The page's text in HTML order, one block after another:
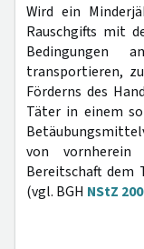
Wird ein
Rauschgifts mit
transportieren,
Förderns des
Täter in einem
von
Bereitschaft dem
(vgl. BGH NStZ